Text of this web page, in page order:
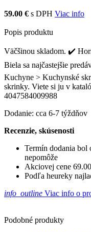
59.00 € s DPH Viac info
Popis produktu
Väčšinou skladom. ✔️
Biela sa najčastejšie
Kuchyne > Kuchynské
skrinky. Viete si ju v
4047584009988
Dodanie: cca 6-7 týždňov
Recenzie, skúsenosti
Termín dodania bol
nepomôže
Akciovej cene
Podľa heureky
info_outline Viac info o
Podobné produkty